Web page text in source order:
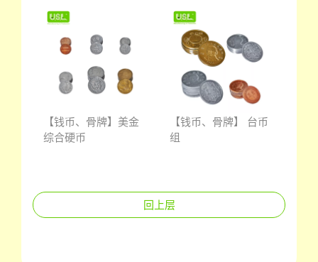
【钱币、骨牌】美金
综合硬币
【钱币、骨牌】 台币
组
回上层